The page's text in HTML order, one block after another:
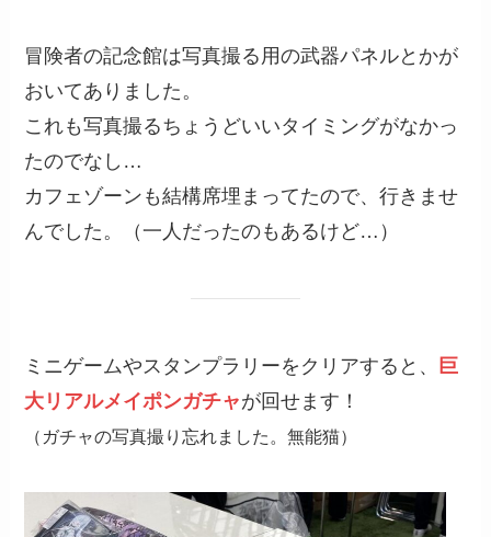
冒険者の記念館は写真撮る用の武器パネルとかが
おいてありました。
これも写真撮るちょうどいいタイミングがなかっ
たのでなし…
カフェゾーンも結構席埋まってたので、行きませ
んでした。（一人だったのもあるけど…）
ミニゲームやスタンプラリーをクリアすると、
巨
大リアルメイポンガチャが回せます！
（ガチャの写真撮り忘れました。無能猫）